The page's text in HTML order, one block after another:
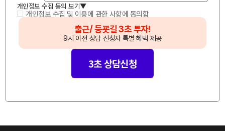
개인정보 수집 동의 보기▲
개인정보 수집 및 이용에 관한 사항에 동의함
🔥출근/ 등굣길 3초 투자!
9시 이전 상담 신청자 특별 혜택 제공
3초 상담신청